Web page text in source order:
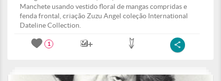
Manchete usando vestido floral de mangas compridas e
fenda frontal, criação Zuzu Angel coleção International
Dateline Collection.
1